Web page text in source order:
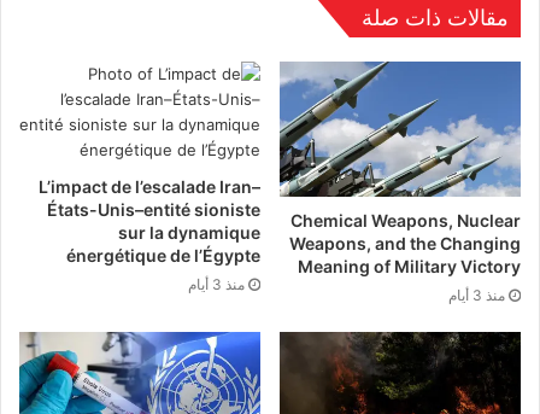
مقالات ذات صلة
Chemical Weapons, Nuclear
Weapons, and the Changing
Meaning of Military Victory
منذ 3 أيام
L’impact de l’escalade Iran–
États-Unis–entité sioniste
sur la dynamique
énergétique de l’Égypte
منذ 3 أيام